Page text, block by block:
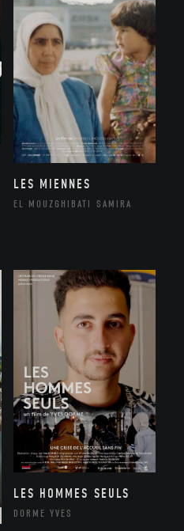
LES MIENNES
EL MOUZGHIBATI SAMIRA
LES HOMMES SEULS
DORME YVES